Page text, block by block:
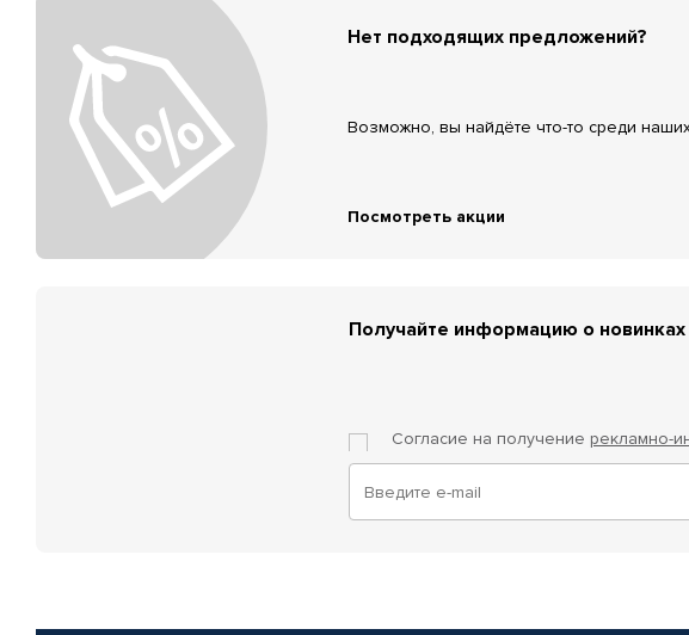
Нет подходящих предложений?
Возможно, вы найдёте что-то среди
Посмотреть акции
Получайте информацию о
Согласие на получение рекламно-